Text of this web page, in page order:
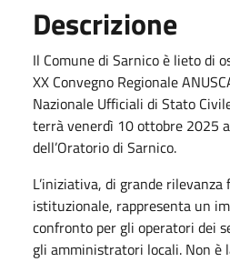
Descrizione
Il Comune di Sarnico è lieto di
XX Convegno Regionale
Nazionale Ufficiali di Stato
terrà venerdì 10 ottobre 2025
dell’Oratorio di Sarnico.
L’iniziativa, di grande
istituzionale, rappresenta un
confronto per gli operatori dei
gli amministratori locali. Non è